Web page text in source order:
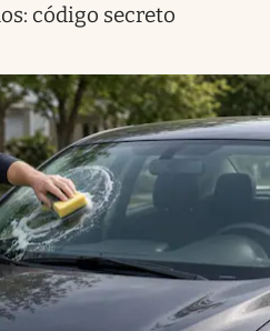
código secreto